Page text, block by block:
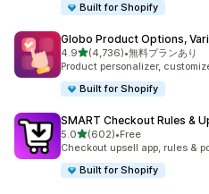
Built for Shopify
Globo Product Options,
4.95つ星中
(4,736)
合計レビュー数：4736件
•無料プランあり
Product personalizer,
Built for Shopify
SMART Checkout Rules &
5.05つ星中
(602)
合計レビュー数：602件
•Free
Checkout upsell app, rules &
Built for Shopify